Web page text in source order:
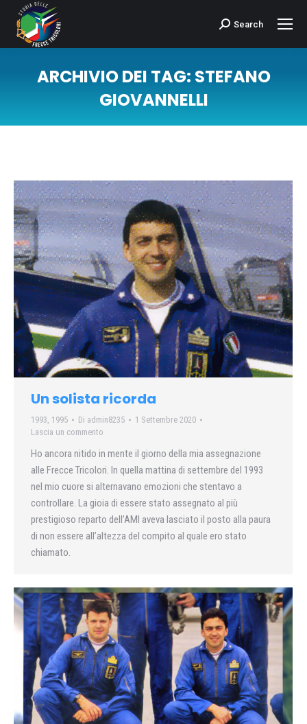
Cerca:Search
ARCHIVIO DEI TAG: STEFANO
GIOVANNELLI
Un solista ricorda
1993 1995 Di admin8235
1 Settembre 2020
Lascia un commento
Ho ancora nitido in mente il giorno della mia assegnazione
alle Frecce Tricolori. In quella mattina di settembre del 1993
nel mio cuore si alternavano emozioni che stentavo a
controllare. La gioia di essere stato assegnato al più
prestigioso reparto dell’AMI aveva lasciato il posto alla paura
di non essere all’altezza del compito al quale ero stato
chiamato.